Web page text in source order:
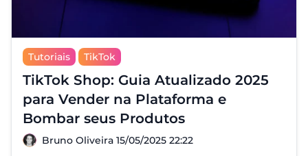
Tutoriais TikTok
TikTok Shop: Guia Atualizado 2025
para Vender na Plataforma e
Bombar seus Produtos
Bruno Oliveira
Bruno Oliveira 15/05/2025 22:22